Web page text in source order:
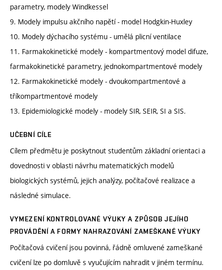
parametry, modely Windkessel
9. Modely impulsu akčního napětí - model Hodgkin-Huxley
10. Modely dýchacího systému - umělá plicní ventilace
11. Farmakokinetické modely - kompartmentový model difuze,
farmakokinetické parametry, jednokompartmentové modely
12. Farmakokinetické modely - dvoukompartmentové a
tříkompartmentové modely
13. Epidemiologické modely - modely SIR, SEIR, SI a SIS.
UČEBNÍ CÍLE
Cílem předmětu je poskytnout studentům základní orientaci a
dovednosti v oblasti návrhu matematických modelů
biologických systémů, jejich analýzy, počítačové realizace a
následné simulace.
VYMEZENÍ KONTROLOVANÉ VÝUKY A ZPŮSOB JEJÍHO
PROVÁDĚNÍ A FORMY NAHRAZOVÁNÍ ZAMEŠKANÉ VÝUKY
Počítačová cvičení jsou povinná, řádně omluvené zameškané
cvičení lze po domluvě s vyučujícím nahradit v jiném termínu.